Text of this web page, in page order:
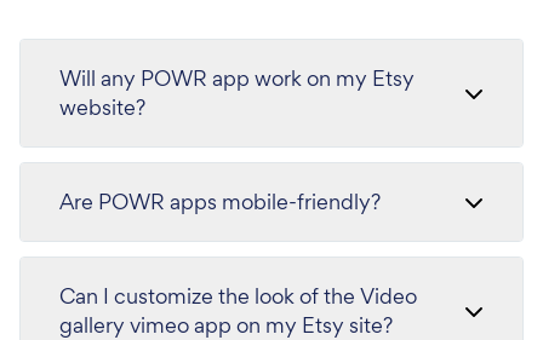
Will any POWR app work on my Etsy
website?
Are POWR apps mobile-friendly?
Can I customize the look of the Video
gallery vimeo app on my Etsy site?